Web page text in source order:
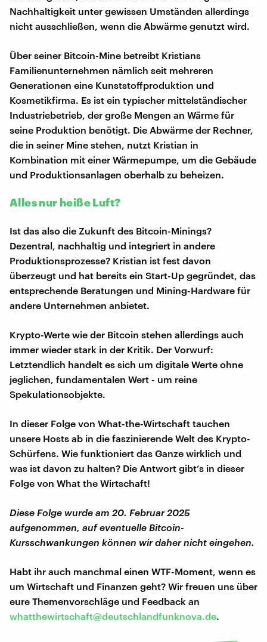
Nachhaltigkeit unter gewissen Umständen allerdings
nicht ausschließen, wenn die Abwärme genutzt wird.
Über seiner Bitcoin-Mine betreibt Kristians
Familienunternehmen nämlich seit mehreren
Generationen eine Kunststoffproduktion und
Kosmetikfirma. Es ist ein typischer mittelständischer
Industriebetrieb, der große Mengen an Wärme für
seine Produktion benötigt. Die Abwärme der Rechner,
die in seiner Mine stehen, nutzt Kristian in
Kombination mit einer Wärmepumpe, um die Gebäude
und Produktionsanlagen oberhalb zu beheizen.
Alles nur heiße Luft?
Ist das also die Zukunft des Bitcoin-Minings?
Dezentral, nachhaltig und integriert in andere
Produktionsprozesse? Kristian ist fest davon
überzeugt und hat bereits ein Start-Up gegründet, das
entsprechende Beratungen und Mining-Hardware für
andere Unternehmen anbietet.
Krypto-Werte wie der Bitcoin stehen allerdings auch
immer wieder stark in der Kritik. Der Vorwurf:
Letztendlich handelt es sich um digitale Werte ohne
jeglichen, fundamentalen Wert - um reine
Spekulationsobjekte.
In dieser Folge von What-the-Wirtschaft tauchen
unsere Hosts ab in die faszinierende Welt des Krypto-
Schürfens. Wie funktioniert das Ganze wirklich und
was ist davon zu halten? Die Antwort gibt’s in dieser
Folge von What the Wirtschaft!
Diese Folge wurde am 20. Februar 2025
aufgenommen, auf eventuelle Bitcoin-
Kursschwankungen können wir daher nicht eingehen.
Habt ihr auch manchmal einen WTF-Moment, wenn es
um Wirtschaft und Finanzen geht? Wir freuen uns über
eure Themenvorschläge und Feedback an
whatthewirtschaft@deutschlandfunknova.de.